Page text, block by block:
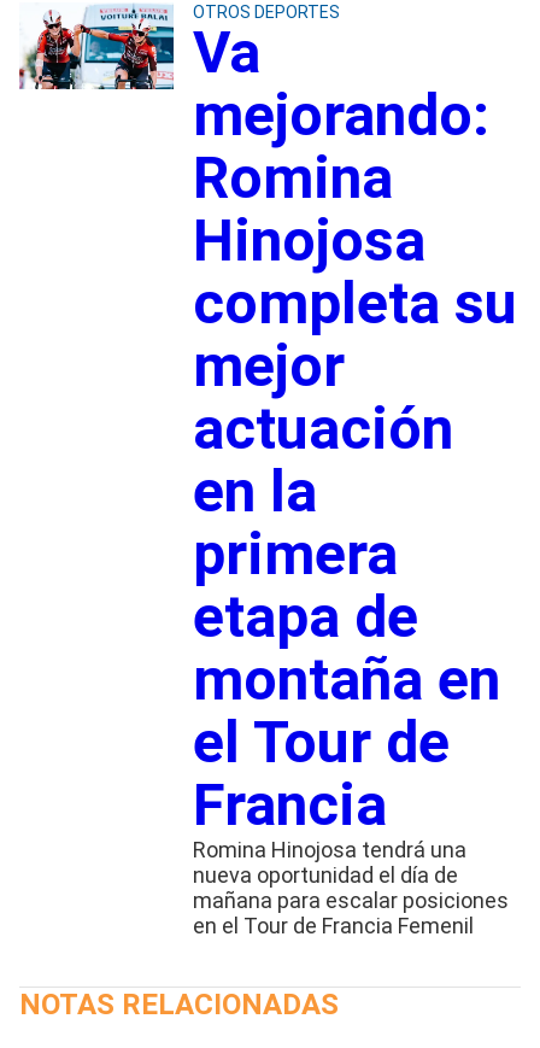
OTROS DEPORTES
Va
mejorando:
Romina
Hinojosa
completa su
mejor
actuación
en la
primera
etapa de
montaña en
el Tour de
Francia
Romina Hinojosa tendrá una
nueva oportunidad el día de
mañana para escalar posiciones
en el Tour de Francia Femenil
NOTAS RELACIONADAS